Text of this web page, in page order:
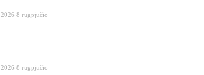
2026 8 rugpjūčio
2026 8 rugpjūčio